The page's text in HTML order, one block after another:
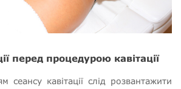
перед процедурою кавітації
сеансу кавітації слід розвантажити